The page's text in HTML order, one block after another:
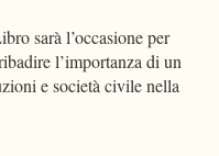
sarà l’occasione per
l’importanza di un
e società civile nella